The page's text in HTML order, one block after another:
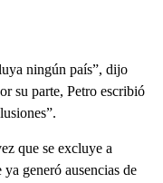
ningún país”, dijo
su parte, Petro escribió
que se excluye a
generó ausencias de